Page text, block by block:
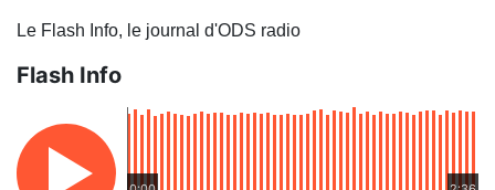
Le Flash Info, le journal d'ODS radio
Flash Info